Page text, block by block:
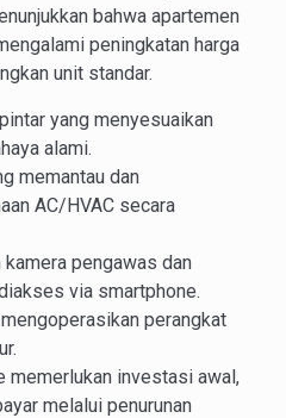
bahwa apartemen
peningkatan harga
unit standar.
yang menyesuaikan
alami.
memantau dan
AC/HVAC secara
pengawas dan
via smartphone.
perangkat
memerlukan investasi awal,
melalui penurunan